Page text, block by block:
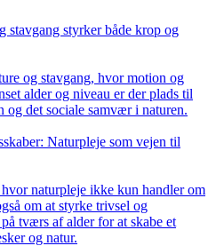
stavgang styrker både krop og
og stavgang, hvor motion og
alder og niveau er der plads til
og det sociale samvær i naturen.
Naturpleje som vejen til
naturpleje ikke kun handler om
om at styrke trivsel og
tværs af alder for at skabe et
og natur.